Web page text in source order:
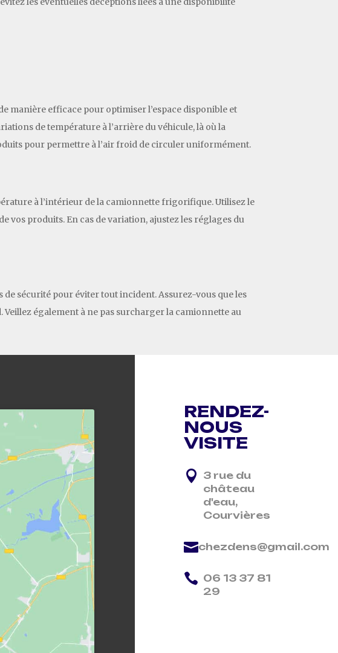
manière efficace pour optimiser l’espace disponible et
de température à l’arrière du véhicule, là où la
pour permettre à l’air froid de circuler uniformément.
à l’intérieur de la camionnette frigorifique. Utilisez le
produits. En cas de variation, ajustez les réglages du
sécurité pour éviter tout incident. Assurez-vous que les
également à ne pas surcharger la camionnette au
RENDEZ-
NOUS
VISITE
 3 rue du
château
d'eau,
Courvières
chezdens@gmail.com
 06 13 37 81
29